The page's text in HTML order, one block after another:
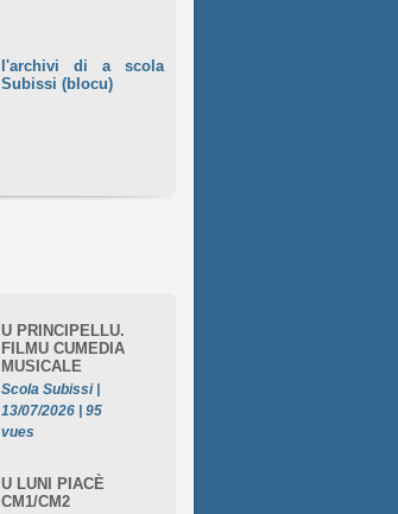
l'archivi di a scola
Subissi (blocu)
U PRINCIPELLU.
FILMU CUMEDIA
MUSICALE
Scola Subissi |
13/07/2026 | 95
vues
U LUNI PIACÈ
CM1/CM2